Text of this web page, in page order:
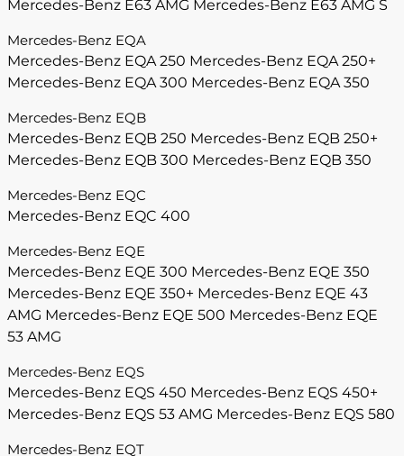
Mercedes-Benz E63 AMG Mercedes-Benz E63 AMG S
Mercedes-Benz EQA
Mercedes-Benz EQA 250 Mercedes-Benz EQA 250+
Mercedes-Benz EQA 300 Mercedes-Benz EQA 350
Mercedes-Benz EQB
Mercedes-Benz EQB 250 Mercedes-Benz EQB 250+
Mercedes-Benz EQB 300 Mercedes-Benz EQB 350
Mercedes-Benz EQC
Mercedes-Benz EQC 400
Mercedes-Benz EQE
Mercedes-Benz EQE 300 Mercedes-Benz EQE 350
Mercedes-Benz EQE 350+ Mercedes-Benz EQE 43
AMG Mercedes-Benz EQE 500 Mercedes-Benz EQE
53 AMG
Mercedes-Benz EQS
Mercedes-Benz EQS 450 Mercedes-Benz EQS 450+
Mercedes-Benz EQS 53 AMG Mercedes-Benz EQS 580
Mercedes-Benz EQT